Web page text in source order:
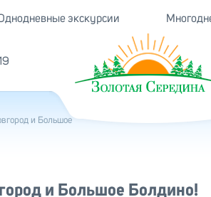
экскурсии
и Большое
и Большое Болдино!